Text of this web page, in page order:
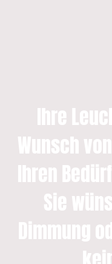
Ihre
Wunsch
Ihren
Sie
Dimmung